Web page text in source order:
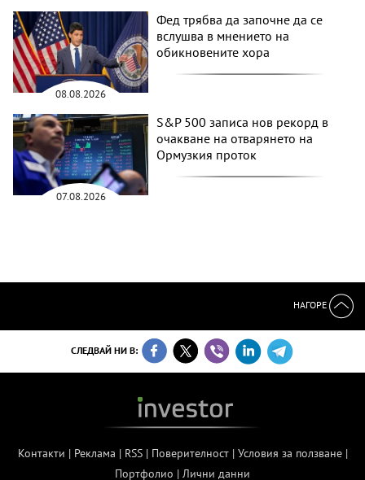
08.08.2026
Фед трябва да започне да се
вслушва в мнението на
обикновените хора
07.08.2026
S&P 500 записа нов рекорд в
очакване на отварянето на
Ормузкия проток
НАГОРЕ
СЛЕДВАЙ НИ В:
Контакти | Реклама | RSS| Поверителност| Условия за ползване|
Портфолио | Лични данни